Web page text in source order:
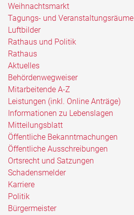
Weihnachtsmarkt
Tagungs- und Veranstaltungsräume
Luftbilder
Rathaus und Politik
Rathaus
Aktuelles
Behördenwegweiser
Mitarbeitende A-Z
Leistungen (inkl. Online Anträge)
Informationen zu Lebenslagen
Mitteilungsblatt
Öffentliche Bekanntmachungen
Öffentliche Ausschreibungen
Ortsrecht und Satzungen
Schadensmelder
Karriere
Politik
Bürgermeister